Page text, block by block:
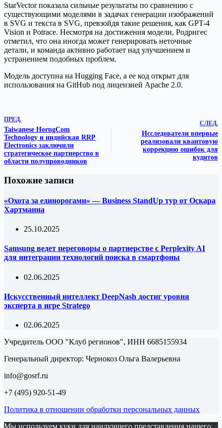
StarVector показала сильные результаты по сравнению с
существующими моделями в задачах генерации изображений
в SVG и текста в SVG, превзойдя такие решения, как GPT-4
Vision и Potrace. Несмотря на достижения модели, Родригес
отметил, что она иногда может генерировать неточные
детали, и команда активно работает над улучшением и
устранением подобных проблем.
Модель доступна на Hugging Face, а ее код открыт для
использования на GitHub под лицензией Apache 2.0.
ПРЕД.
Taiwanese HorngCom
Technology и индийская RRP
Electronics заключили
стратегическое партнерство в
области полупроводников
СЛЕД.
Исследователи впервые
реализовали квантовую
коррекцию ошибок для
кудитов
Похожие записи
«Охота за единорогами» — Business StandUp тур от Оскара
Хартманна
25.10.2025
Samsung ведет переговоры о партнерстве с Perplexity AI
для интеграции технологий поиска в смартфоны
02.06.2025
Искусственный интеллект DeepNash достиг уровня
эксперта в игре Stratego
02.06.2025
Учредитель ООО "Клуб регионов", ИНН 6685155934
Генеральный директор: Чернокоз Ольга Валерьевна
info@gosrf.ru
+7 (495) 920-51-49
Политика в отношении обработки персональных данных